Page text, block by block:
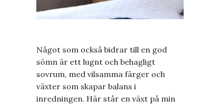
Något som också bidrar till en god
sömn är ett lugnt och behagligt
sovrum, med vilsamma färger och
växter som skapar balans i
inredningen. Här står en växt på min